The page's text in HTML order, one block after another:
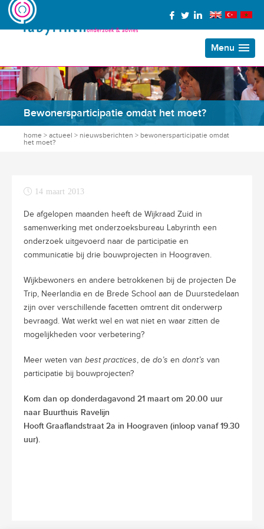
Menu
Bewonersparticipatie omdat het moet?
home > actueel > nieuwsberichten > bewonersparticipatie omdat
het moet?
14 maart 2013
De afgelopen maanden heeft de Wijkraad Zuid in
samenwerking met onderzoeksbureau Labyrinth een
onderzoek uitgevoerd naar de participatie en
communicatie bij drie bouwprojecten in Hoograven.
Wijkbewoners en andere betrokkenen bij de projecten De
Trip, Neerlandia en de Brede School aan de Duurstedelaan
zijn over verschillende facetten omtrent dit onderwerp
bevraagd. Wat werkt wel en wat niet en waar zitten de
mogelijkheden voor verbetering?
Meer weten van best practices, de do’s en dont’s van
participatie bij bouwprojecten?
Kom dan op donderdagavond 21 maart om 20.00 uur
naar Buurthuis Ravelijn
Hooft Graaflandstraat 2a in Hoograven (inloop vanaf 19.30
uur).